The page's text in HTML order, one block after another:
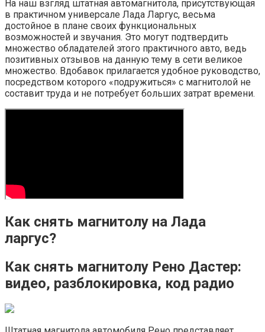
На наш взгляд штатная автомагнитола, присутствующая
в практичном универсале Лада Ларгус, весьма
достойное в плане своих функциональных
возможностей и звучания. Это могут подтвердить
множество обладателей этого практичного авто, ведь
позитивных отзывов на данную тему в сети великое
множество. Вдобавок прилагается удобное руководство,
посредством которого «подружиться» с магнитолой не
составит труда и не потребует больших затрат времени.
Как снять магнитолу на Лада
ларгус?
Как снять магнитолу Рено Дастер:
видео, разблокировка, код радио